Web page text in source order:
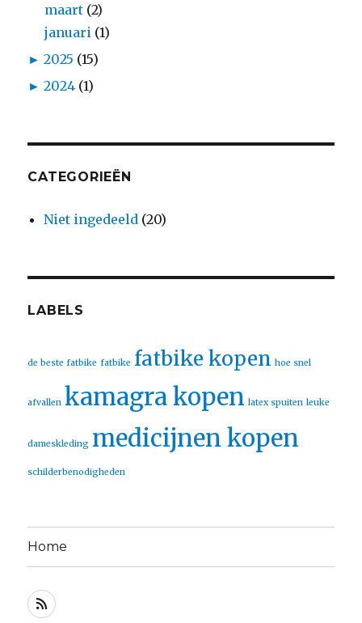
maart (2)
januari (1)
► 2025 (15)
► 2024 (1)
CATEGORIEËN
Niet ingedeeld (20)
LABELS
de beste fatbike fatbike fatbike kopen hoe snel
afvallen kamagra kopen latex spuiten leuke
dameskleding medicijnen kopen
schilderbenodigheden
Home
RSS